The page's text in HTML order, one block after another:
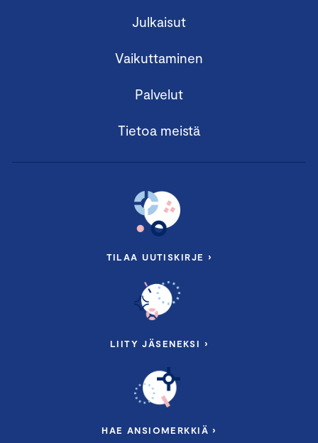
Julkaisut
Vaikuttaminen
Palvelut
Tietoa meistä
TILAA UUTISKIRJE ›
LIITY JÄSENEKSI ›
HAE ANSIOMERKKIÄ ›